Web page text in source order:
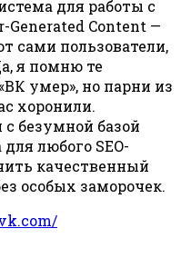
для работы с
Generated Content —
сами пользователи,
я помню те
умер», но парни из
хоронили.
безумной базой
любого SEO-
качественный
особых заморочек.